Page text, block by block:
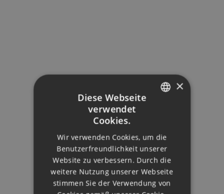
FRENCH
FINNISH
GERMAN
×
Diese Webseite
verwendet
Cookies.
Wir verwenden Cookies, um die
Benutzerfreundlichkeit unserer
Website zu verbessern. Durch die
weitere Nutzung unserer Webseite
stimmen Sie der Verwendung von